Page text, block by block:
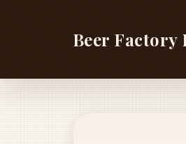
Beer Factory